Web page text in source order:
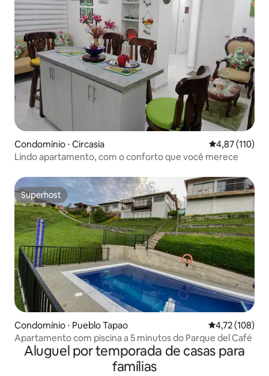
Condomínio ⋅ Circasia 4,87 de uma
4,87 (110)
Lindo apartamento, com o conforto que você merece
Superhost
Superhost
Condomínio ⋅ Pueblo Tapao 4,72 de uma
4,72 (108)
Apartamento com piscina a 5 minutos do Parque del Café
Aluguel por temporada de casas para
famílias